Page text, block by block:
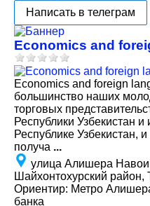
Написать в телеграм
Economics and
Economics and foreign
большинство наших
торговых
Республики Узбекистан
Республике Узбекистан,
получа ...
улица Алишера Навои
Шайхонтохурский район,
Ориентир: Метро
банка